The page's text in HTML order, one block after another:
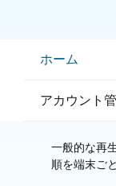
ホーム
アカウント
ホーム
オー
一般的な再
順を端末ご